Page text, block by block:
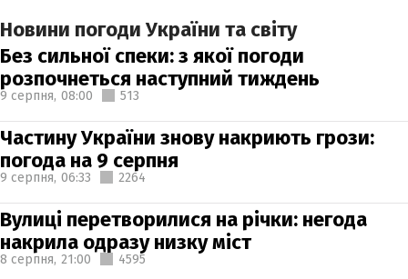
Новини погоди України та світу
Без сильної спеки: з якої погоди
розпочнеться наступний тиждень
9 серпня, 08:00 513
Частину України знову накриють грози:
погода на 9 серпня
9 серпня, 06:33 2264
Вулиці перетворилися на річки: негода
накрила одразу низку міст
8 серпня, 21:00 4595